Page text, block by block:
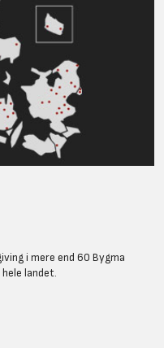
i mere end 60 Bygma
landet.